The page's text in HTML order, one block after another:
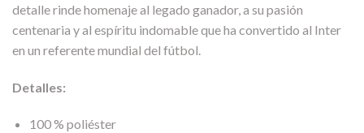
detalle rinde homenaje al legado ganador, a su pasión
centenaria y al espíritu indomable que ha convertido al Inter
en un referente mundial del fútbol.
Detalles:
100 % poliéster